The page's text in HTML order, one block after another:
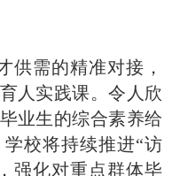
供需的精准对接，
人实践课。令人欣
业生的综合素养给
校将持续推进“访
强化对重点群体毕